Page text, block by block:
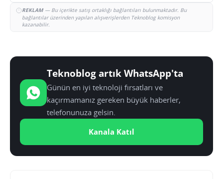
REKLAM— Bu içerikte satış ortaklığı bağlantıları bulunmaktadır. Bu
bağlantılar üzerinden yapılan alışverişlerden Teknoblog komisyon
kazanabilir.
Teknoblog artık WhatsApp'ta
Günün en iyi teknoloji fırsatları ve
kaçırmamanız gereken büyük haberler,
telefonunuza gelsin.
Kanala Katıl